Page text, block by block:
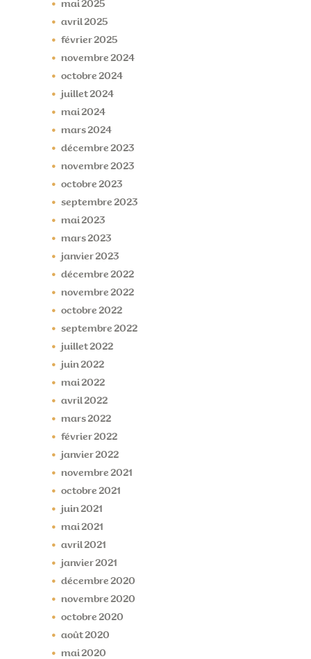
mai2025
avril2025
février2025
novembre 2024
octobre 2024
juillet2024
mai2024
mars2024
décembre 2023
novembre 2023
octobre 2023
septembre 2023
mai2023
mars2023
janvier2023
décembre 2022
novembre 2022
octobre 2022
septembre 2022
juillet2022
juin 2022
mai2022
avril2022
mars2022
février2022
janvier2022
novembre 2021
octobre 2021
juin 2021
mai2021
avril2021
janvier2021
décembre 2020
novembre 2020
octobre 2020
août2020
mai2020